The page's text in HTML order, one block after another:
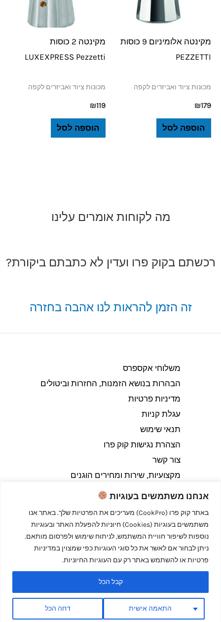
אנחנו משתמשים בעוגיות
באתר קוק פרו (CookPro) מעריכים את הפרטיות שלך. באתר אנו
משתמשים בעוגיות (Cookies) חיוניות להפעלת האתר ובעוגיות
נוספות לשיפור חוויית המשתמש, לניתוח שימוש ולפרסום מותאם.
ניתן לבחור אם לאשר את כל סוגי העוגיות כפי שמצוין במדיניות
פרטיות או להשתמש באתר רק עם העוגיות החיוניות.
התאמה אישית דחה הכל
קבל הכל
מקינטה אלומיניום 9 כוסות
PEZZETTI
מכונות ציוד ואביזרים לקפה
₪179
הוספה לסל
מקינטה 2 כוסות
LUXEXPRESS Pezzetti
מכונות ציוד ואביזרים לקפה
₪119
הוספה לסל
מה לקוחות אומרים עלינו
רכשתם בקוק פרו ועדין לא כתבתם ביקורת?
זה הזמן להראות לנו אהבה בחזרה
משלוחי אקספרס
הבהרות בנושא הזמנות, החזרות וביטולים​
מדיניות פרטיות
עגלת קניות
תנאי שימוש
הצהרת נגישות קוק פרו
צור קשר
מקצועיות, שירות ומחירים הוגנים
Copyright © 2026 קוק פרו - לבשל כמו מקצוענים
Powered by קוק פרו - לבשל כמו מקצוענים